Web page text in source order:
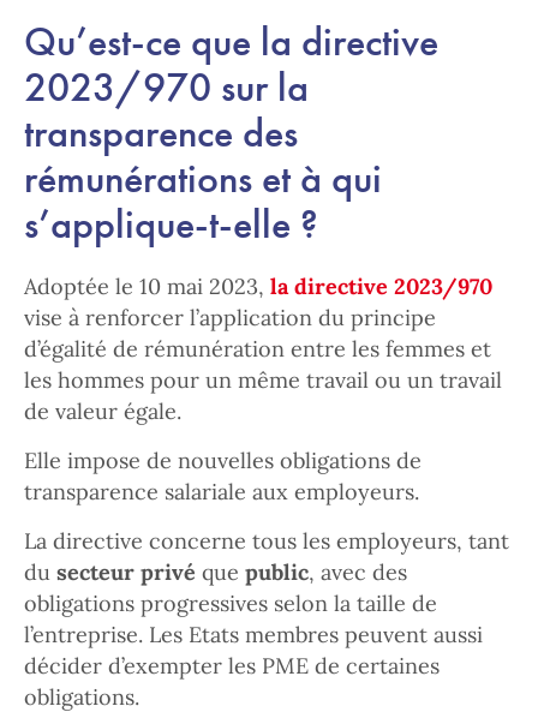
Qu’est-ce que la directive
2023/970 sur la
transparence des
rémunérations et à qui
s’applique-t-elle ?
Adoptée le 10 mai 2023, la directive 2023/970
vise à renforcer l’application du principe
d’égalité de rémunération entre les femmes et
les hommes pour un même travail ou un travail
de valeur égale.
Elle impose de nouvelles obligations de
transparence salariale aux employeurs.
La directive concerne tous les employeurs, tant
du secteur privé que public, avec des
obligations progressives selon la taille de
l’entreprise. Les Etats membres peuvent aussi
décider d’exempter les PME de certaines
obligations.